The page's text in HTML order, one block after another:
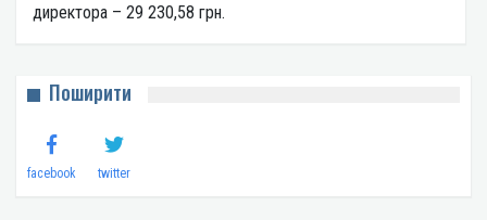
директора – 29 230,58 грн.
Поширити
facebook twitter